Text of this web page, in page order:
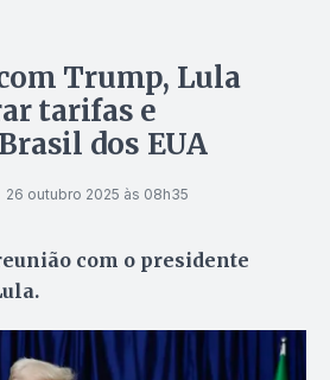
Trump, Lula
tarifas e
dos EUA
26 outubro 2025 às 08h35
com o presidente